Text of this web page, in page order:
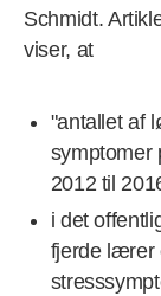
Schmidt.
viser, at
"antallet af
symptomer
2012 til
i det
fjerde lærer